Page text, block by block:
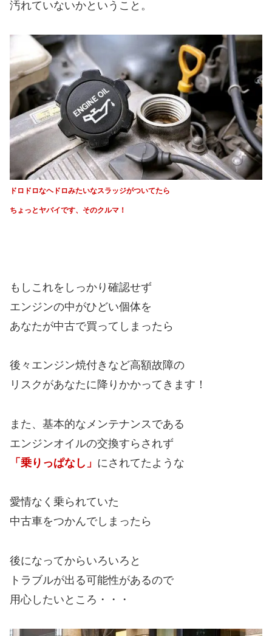
汚れていないかということ。
ドロドロなヘドロみたいなスラッジがついてたら
ちょっとヤバイです、そのクルマ！
もしこれをしっかり確認せず
エンジンの中がひどい個体を
あなたが中古で買ってしまったら
後々エンジン焼付きなど高額故障の
リスクがあなたに降りかかってきます！
また、基本的なメンテナンスである
エンジンオイルの交換すらされず
「乗りっぱなし」 にされてたような
愛情なく乗られていた
中古車をつかんでしまったら
後になってからいろいろと
トラブルが出る可能性があるので
用心したいところ・・・